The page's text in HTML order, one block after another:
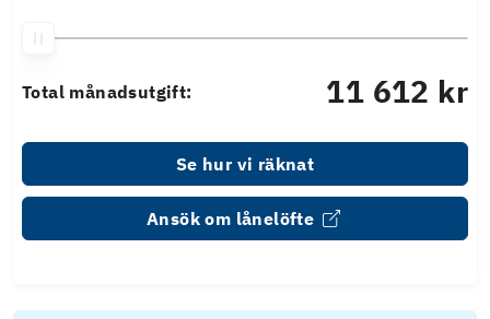
Total månadsutgift: 11 612 kr
Se hur vi räknat
Ansök om lånelöfte